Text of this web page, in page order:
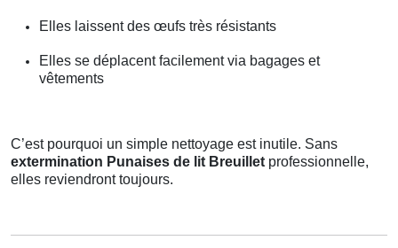
Elles laissent des œufs très résistants
Elles se déplacent facilement via bagages et
vêtements
C’est pourquoi un simple nettoyage est inutile. Sans
extermination Punaises de lit Breuillet professionnelle,
elles reviendront toujours.